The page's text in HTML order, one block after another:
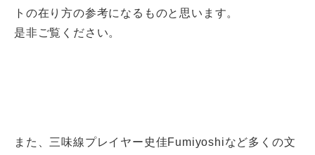
トの在り方の参考になるものと思います。
是非ご覧ください。
また、三味線プレイヤー史佳Fumiyoshiなど多くの文